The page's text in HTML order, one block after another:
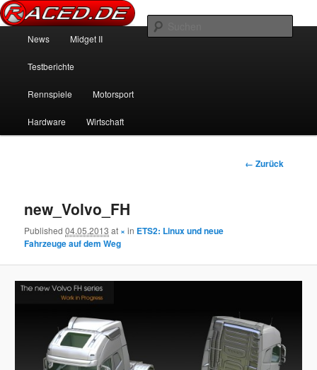
Raced.de
News über Rennspiele und der echten Autowelt
Zum Inhalt wechseln
Zum sekundären Inhalt wechseln
News Midget II
Testberichte
Rennspiele Motorsport
Hardware Wirtschaft
Bilder-Navigation
← Zurück
new_Volvo_FH
Published04.05.2013 at ×in ETS2: Linux und neue
Fahrzeuge auf dem Weg